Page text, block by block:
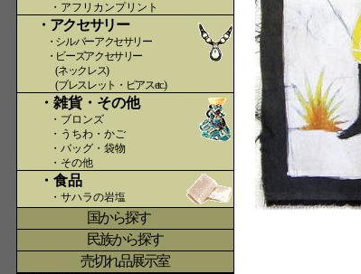
・アフリカンプリント
・アクセサリー
・シルバーアクセサリー
・ビーズアクセサリー
(ネックレス)
(ブレスレット・ピアスetc.)
・雑貨・その他
・ブロンズ
・うちわ・かご
・バッグ・袋物
・その他
・食品
・サハラの岩塩
国から探す〇
民族から探す
売切れ品展示室